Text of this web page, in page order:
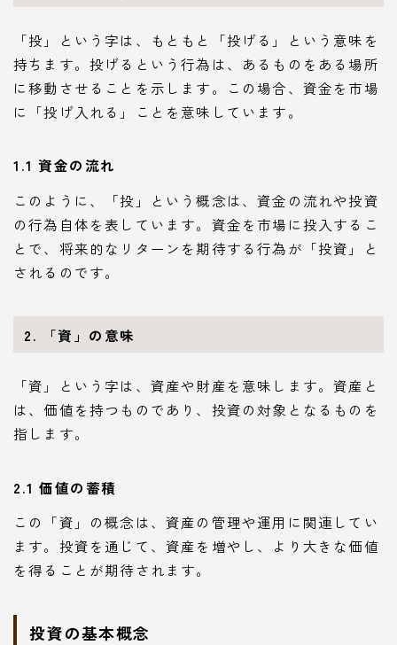
「投」という字は、もともと「投げる」という意味を
持ちます。投げるという行為は、あるものをある場所
に移動させることを示します。この場合、資金を市場
に「投げ入れる」ことを意味しています。
1.1 資金の流れ
このように、「投」という概念は、資金の流れや投資
の行為自体を表しています。資金を市場に投入するこ
とで、将来的なリターンを期待する行為が「投資」と
されるのです。
2. 「資」の意味
「資」という字は、資産や財産を意味します。資産と
は、価値を持つものであり、投資の対象となるものを
指します。
2.1 価値の蓄積
この「資」の概念は、資産の管理や運用に関連してい
ます。投資を通じて、資産を増やし、より大きな価値
を得ることが期待されます。
投資の基本概念